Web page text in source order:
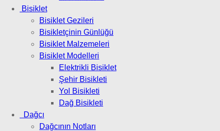
Bisiklet
Bisiklet Gezileri
Bisikletçinin Günlüğü
Bisiklet Malzemeleri
Bisiklet Modelleri
Elektrikli Bisiklet
Şehir Bisikleti
Yol Bisikleti
Dağ Bisikleti
Dağcı
Dağcının Notları